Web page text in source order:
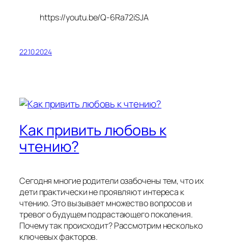
https://youtu.be/Q-6Ra72iSJA
22.10.2024
Как привить любовь к
чтению?
Сегодня многие родители озабочены тем, что их
дети практически не проявляют интереса к
чтению. Это вызывает множество вопросов и
тревог о будущем подрастающего поколения.
Почему так происходит? Рассмотрим несколько
ключевых факторов.